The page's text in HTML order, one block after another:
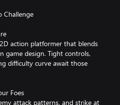
Challenge
action platformer that blends
game design. Tight controls,
difficulty curve await those
Foes
attack patterns, and strike at